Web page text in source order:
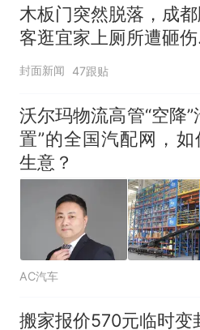
木板门突然脱落，成
客逛宜家上厕所遭砸伤
宜家回应：已启动调查
展设施核查
封面新闻 47跟贴
沃尔玛物流高管“空降
置”的全国汽配网，
生意？
AC汽车
搬家报价570元临时变